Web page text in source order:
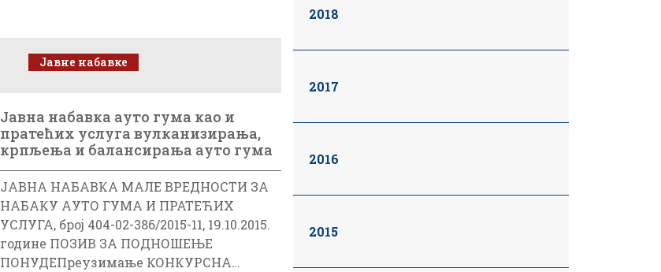
Јавне набавке
Jавна набавка ауто гума као и
пратећих услуга вулканизирања,
крпљења и балансирања ауто гума
ЈАВНА НАБАВКА МАЛЕ ВРЕДНОСТИ ЗА
НАБАКУ АУТО ГУМА И ПРАТЕЋИХ
УСЛУГА, број 404-02-386/2015-11, 19.10.2015.
године ПОЗИВ ЗА ПОДНОШЕЊЕ
ПОНУДЕПреузимање КОНКУРСНА…
2018
2017
2016
2015